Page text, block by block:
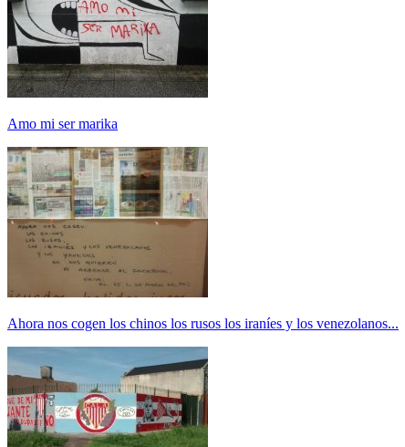
Amo mi ser marika
Ahora nos cogen los chinos los rusos los iraníes y los venezolanos...